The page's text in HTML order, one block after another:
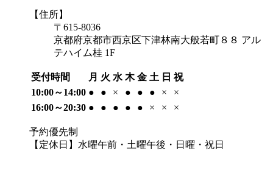
【住所】
〒615-8036
京都府京都市西京区下津林南大般若町８８ アル
テハイム桂 1F
受付時間 月 火 水 木 金 土 日 祝
10:00～14:00 ● ● × ● ● ● ×
×
16:00～20:30 ● ● ● ● ● × × ×
予約優先制
【定休日】水曜午前・土曜午後・日曜・祝日